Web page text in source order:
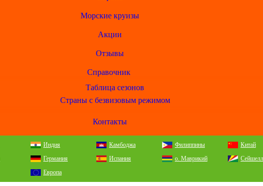
Морские круизы
Акции
Отзывы
Справочник
Таблица сезонов
Страны с безвизовым режимом
Контакты
Индия Камбоджа Филиппины Китай
Германия Испания о. Маврикий
Европа